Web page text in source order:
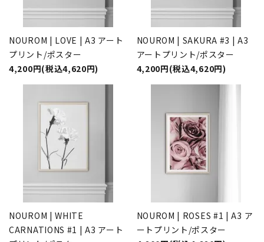
NOUROM | LOVE | A3 アート
プリント/ポスター
4,200円(税込4,620円)
NOUROM | SAKURA #3 | A3
アートプリント/ポスター
4,200円(税込4,620円)
NOUROM | WHITE
CARNATIONS #1 | A3 アート
NOUROM | ROSES #1 | A3 ア
ートプリント/ポスター